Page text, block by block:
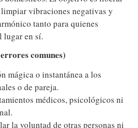
limpiar vibraciones negativas y
tanto para quienes
lugar en sí.
comunes)
mágica o instantánea a los
o de pareja.
médicos, psicológicos ni
la voluntad de otras personas ni